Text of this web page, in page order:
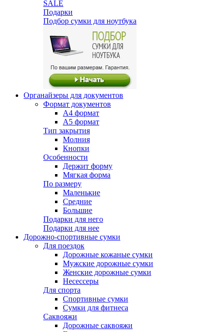
SALE
Подарки
Подбор сумки для ноутбука
Органайзеры для документов
Формат документов
А4 формат
А5 формат
Тип закрытия
Молния
Кнопки
Особенности
Держит форму
Мягкая форма
По размеру
Маленькие
Средние
Большие
Подарки для него
Подарки для нее
Дорожно-спортивные сумки
Для поездок
Дорожные кожаные сумки
Мужские дорожные сумки
Женские дорожные сумки
Несессеры
Для спорта
Спортивные сумки
Сумки для фитнеса
Саквояжи
Дорожные саквояжи